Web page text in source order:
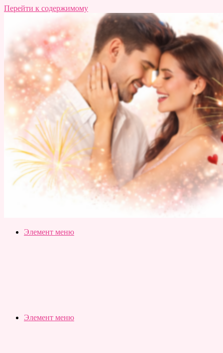
Перейти к содержимому
Slubovju.ru
Бесплатные
Элемент меню
Элемент меню